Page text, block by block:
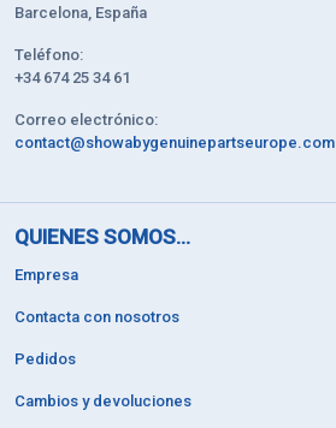
Barcelona, España
Teléfono:
+34 674 25 34 61
Correo electrónico:
contact@showabygenuinepartseurope.com
QUIENES SOMOS...
Empresa
Contacta con nosotros
Pedidos
Cambios y devoluciones